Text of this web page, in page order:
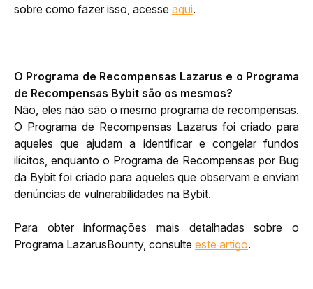
sobre como fazer isso, acesse aqui.
O Programa de Recompensas Lazarus e o Programa
de Recompensas Bybit são os mesmos?
Não, eles não são o mesmo programa de recompensas.
O Programa de Recompensas Lazarus foi criado para
aqueles que ajudam a identificar e congelar fundos
ilícitos, enquanto o Programa de Recompensas por Bug
da Bybit foi criado para aqueles que observam e enviam
denúncias de vulnerabilidades na Bybit.
Para obter informações mais detalhadas sobre o
Programa LazarusBounty, consulte este artigo.